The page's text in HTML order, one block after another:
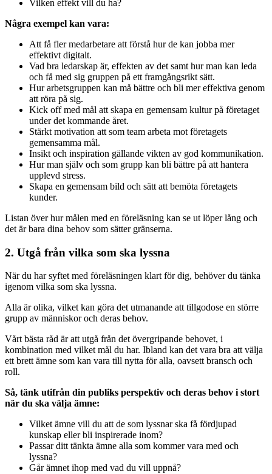
Vilken effekt vill du ha?
Några exempel kan vara:
Att få fler medarbetare att förstå hur de kan jobba mer
effektivt digitalt.
Vad bra ledarskap är, effekten av det samt hur man kan leda
och få med sig gruppen på ett framgångsrikt sätt.
Hur arbetsgruppen kan må bättre och bli mer effektiva genom
att röra på sig.
Kick off med mål att skapa en gemensam kultur på företaget
under det kommande året.
Stärkt motivation att som team arbeta mot företagets
gemensamma mål.
Insikt och inspiration gällande vikten av god kommunikation.
Hur man själv och som grupp kan bli bättre på att hantera
upplevd stress.
Skapa en gemensam bild och sätt att bemöta företagets
kunder.
Listan över hur målen med en föreläsning kan se ut löper lång och
det är bara dina behov som sätter gränserna.
2. Utgå från vilka som ska lyssna
När du har syftet med föreläsningen klart för dig, behöver du tänka
igenom vilka som ska lyssna.
Alla är olika, vilket kan göra det utmanande att tillgodose en större
grupp av människor och deras behov.
Vårt bästa råd är att utgå från det övergripande behovet, i
kombination med vilket mål du har. Ibland kan det vara bra att välja
ett brett ämne som kan vara till nytta för alla, oavsett bransch och
roll.
Så, tänk utifrån din publiks perspektiv och deras behov i stort
när du ska välja ämne:
Vilket ämne vill du att de som lyssnar ska få fördjupad
kunskap eller bli inspirerade inom?
Passar ditt tänkta ämne alla som kommer vara med och
lyssna?
Går ämnet ihop med vad du vill uppnå?